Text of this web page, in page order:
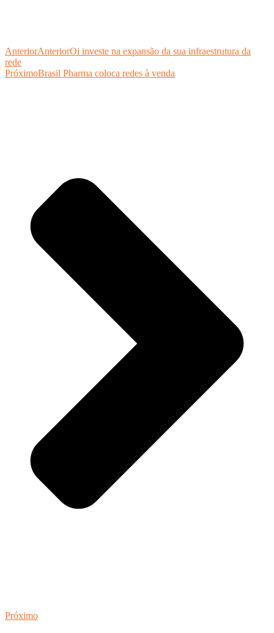
AnteriorAnteriorOi investe na expansão da sua infraestrutura da
rede
PróximoBrasil Pharma coloca redes à venda
Próximo